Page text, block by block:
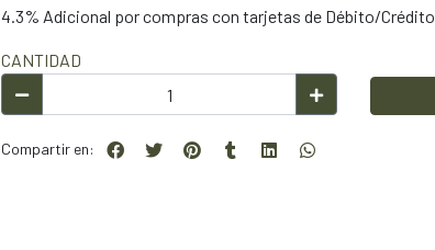
4.3% Adicional por compras con tarjetas de Débito/Crédito
CANTIDAD
Compartir en: